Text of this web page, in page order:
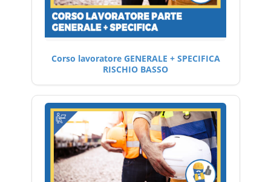
Corso lavoratore GENERALE + SPECIFICA
RISCHIO BASSO